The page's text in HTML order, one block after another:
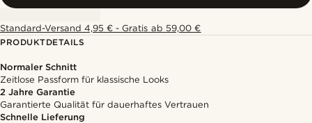
Standard-Versand 4,95 € - Gratis ab 59,00 €
PRODUKTDETAILS
Normaler Schnitt
Zeitlose Passform für klassische Looks
2 Jahre Garantie
Garantierte Qualität für dauerhaftes Vertrauen
Schnelle Lieferung